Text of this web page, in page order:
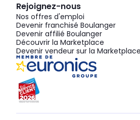
Rejoignez-nous
Nos offres d'emploi
Devenir franchisé Boulanger
Devenir affilié Boulanger
Découvrir la Marketplace
Devenir vendeur sur la Marketplace